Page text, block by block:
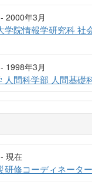
2000年3月
学院情報学研究科 社
1998年3月
人間科学部 人間基礎
現在
研修コーディネーター